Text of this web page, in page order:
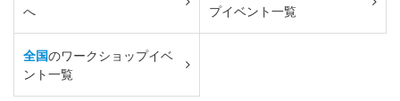
へ
プイベント一覧
全国のワークショップイベ
ント一覧